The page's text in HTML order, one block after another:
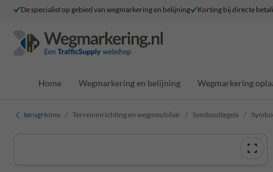
De specialist op gebied van wegmarkering en belijning Korting bij directe
Home Wegmarkering en belijning Wegmarkering
terugHome Terreininrichting en wegmeubilair Symbooltegels